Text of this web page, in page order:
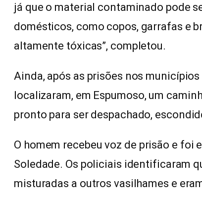
já que o material contaminado pode
domésticos, como copos, garrafas e
altamente tóxicas”, completou.
Ainda, após as prisões nos
localizaram, em Espumoso, um
pronto para ser despachado,
O homem recebeu voz de prisão e foi
Soledade. Os policiais identificaram
misturadas a outros vasilhames e